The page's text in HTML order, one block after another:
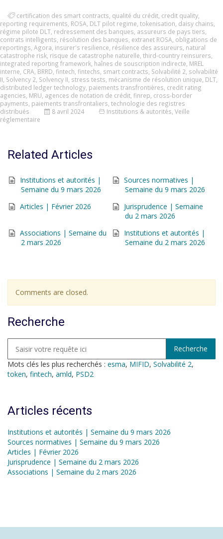
certification des smart contracts qualité du crédit credit quality
reporting requirements ROSA DLT pilot regime tokenisation daisy chains
régime pilote DLT redressement des banques assureurs de pays tiers
contrats intelligents résolution des banques extranet ROSA obligations de
reportings Agora insurer's resilience résilience des assureurs natural
catastrophe risk risque de catastrophe naturelle third-country reinsurers
integrated reporting framework haînes de souscription indirecte MREL
interne CRA BRRD fintech fintechs smart contracts Solvabilité 2 solvabilité
II Solvency 2 Solvency II stress tests mécanisme de résolution unique DLT
distributed ledger technology paiements transfrontières credit rating
agencies MRU agences de notation de crédit finrep cross-border
payments paiements transfrontaliers technologie des registres
distribués
8 avril 2024 Institutions & autorités Veille
réglementaire
Related Articles
Institutions et autorités |
Semaine du 9 mars 2026
Sources normatives |
Semaine du 9 mars 2026
Articles | Février 2026
Jurisprudence | Semaine
du 2 mars 2026
Associations | Semaine du
2 mars 2026
Institutions et autorités |
Semaine du 2 mars 2026
Comments are closed.
Recherche
Mots clés les plus recherchés : esma, MIFID, Solvabilité 2,
token, fintech, amld, PSD2
Articles récents
Institutions et autorités | Semaine du 9 mars 2026
Sources normatives | Semaine du 9 mars 2026
Articles | Février 2026
Jurisprudence | Semaine du 2 mars 2026
Associations | Semaine du 2 mars 2026